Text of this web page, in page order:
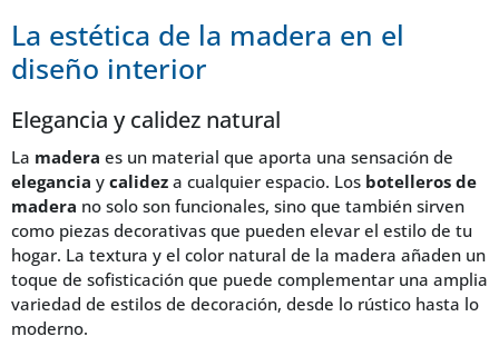
La estética de la madera en el
diseño interior
Elegancia y calidez natural
La madera es un material que aporta una sensación de
elegancia y calidez a cualquier espacio. Los botelleros de
madera no solo son funcionales, sino que también sirven
como piezas decorativas que pueden elevar el estilo de tu
hogar. La textura y el color natural de la madera añaden un
toque de sofisticación que puede complementar una amplia
variedad de estilos de decoración, desde lo rústico hasta lo
moderno.